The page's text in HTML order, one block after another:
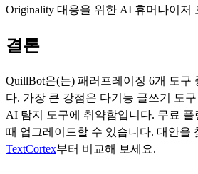
Originality 대응을 위한 AI 휴머나이저
결론
QuillBot은(는) 패러프레이징 6개 도구
다. 가장 큰 강점은 다기능 글쓰기 도
AI 탐지 도구에 취약함입니다. 무료 플
때 업그레이드할 수 있습니다. 대안을
TextCortex부터 비교해 보세요.